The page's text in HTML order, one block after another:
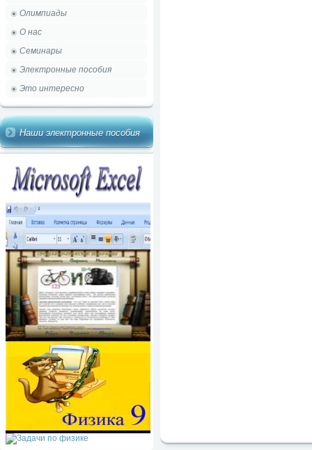
Олимпиады
О нас
Семинары
Электронные пособия
Это интересно
Наши электронные пособия